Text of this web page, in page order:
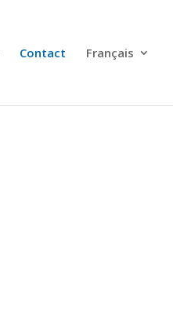
Contact Français